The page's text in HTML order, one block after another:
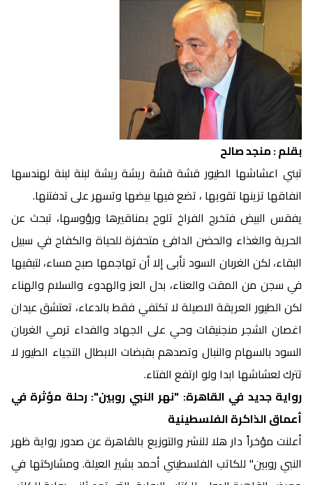
بقلم : منجد صالح
تبني اعشاشها الطيور قشة قشة ريشة ريشة لبنة لبنة لهندسها
انفاقها تزينها تقويها ، تضع فيها بيضها وتسهر على تدفتنها.
يفقس البيض فتخرج الفراخ تلوح بمناقيرها ورؤوسها، تبحث عن
الحرية والغذاء والحضن الدافئ متحفزة للحياة والكفاح في سبيل
البقاء، لكن الغربان السود تأبى إلا أن تهاجمها صبح مساء، لتبقيها
في سجن من المقت والعناء، بدل العز والهدوء والسلام والهناء
لكن الطيور العريقة الاصيلة لا تكتفي فقط بالدعاء، تعتشق عيدان
اغصان الشجر منجنيقات وحي على الجهاد والفداء ترمي الغربان
السود بالسهام والنبال وتصدهم بقبضات الابطال التجياء الطيور لا
تترك لعشاشها ابدا ولو ارتفع الفتاء.
رواية جديد في القاهرة: "نهر النبي روبين": رحلة مؤثرة في
أعماق الذاكرة الفلسطينية
أعلنت مؤخراً دار هلا للنشر والتوزيع بالقاهرة عن صدور رواية ظهر
النبي روبين" للكاتب الفلسطيني أحمد بشير العيلة. ومشاركتها في